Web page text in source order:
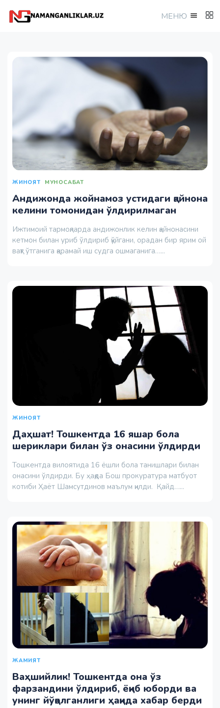
МEНЮ
ЖИНОЯТ МУНОСАБАТ
Андижонда жойнамоз устидаги қайнона
келини томонидан ўлдирилмаган
Ижтимоий тармоқларда андижонлик келин қайнонасини
кетмон билан уриб ўлдириб қўйгани, орадан бир ярим ой
вақт ўтганига қарамай иш судга ошмаганига…...
ЖИНОЯТ
Даҳшат! Тошкентда 16 яшар бола
шериклари билан ўз онасини ўлдирди
Тошкентда вилоятида 16 ёшли бола танишлари билан
онасини ўлдирди. Бу ҳақда Бош прокуратура матбуот
котиби Ҳаёт Шамсутдинов маълум қилди. Қайд…...
ЖАМИЯТ
Ваҳшийлик! Тошкентда она ўз
фарзандини ўлдириб, ёқиб юборди ва
унинг йўқолганлиги ҳақида хабар берди